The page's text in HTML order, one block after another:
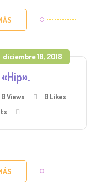
diciembre 10, 2018
0 Views 0Likes